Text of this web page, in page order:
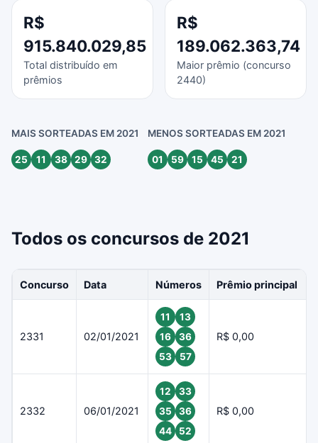
R$
915.840.029,85
Total distribuído em
prêmios
R$
189.062.363,74
Maior prêmio (concurso
2440)
MAIS SORTEADAS EM 2021
25 11 38 29 32
MENOS SORTEADAS EM 2021
01 59 15 45 21
Todos os concursos de 2021
Concurso Data Números Prêmio principal
2331 02/01/2021
11
13
16
36
53
57
R$ 0,00
2332 06/01/2021
12
33
35
36
44
52
R$ 0,00